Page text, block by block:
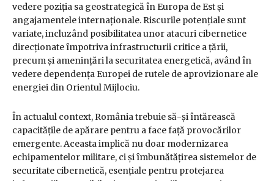
vedere poziția sa geostrategică în Europa de Est și
angajamentele internaționale. Riscurile potențiale sunt
variate, incluzând posibilitatea unor atacuri cibernetice
direcționate împotriva infrastructurii critice a țării,
precum și amenințări la securitatea energetică, având în
vedere dependența Europei de rutele de aprovizionare ale
energiei din Orientul Mijlociu.
În actualul context, România trebuie să-și întărească
capacitățile de apărare pentru a face față provocărilor
emergente. Aceasta implică nu doar modernizarea
echipamentelor militare, ci și îmbunătățirea sistemelor de
securitate cibernetică, esențiale pentru protejarea